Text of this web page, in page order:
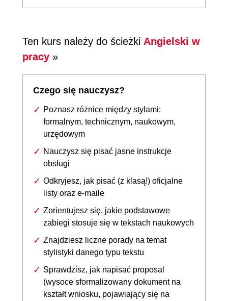
Ten kurs należy do ścieżki Angielski w
pracy »
Czego się nauczysz?
Poznasz różnice między stylami:
formalnym, technicznym, naukowym,
urzędowym
Nauczysz się pisać jasne instrukcje
obsługi
Odkryjesz, jak pisać (z klasą!) oficjalne
listy oraz e-maile
Zorientujesz się, jakie podstawowe
zabiegi stosuje się w tekstach naukowych
Znajdziesz liczne porady na temat
stylistyki danego typu tekstu
Sprawdzisz, jak napisać proposal
(wysoce sformalizowany dokument na
kształt wniosku, pojawiający się na